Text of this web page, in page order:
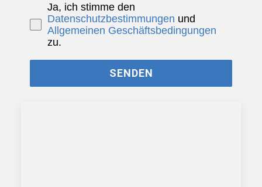
Ja, ich stimme den
Datenschutzbestimmungen und
Allgemeinen Geschäftsbedingungen
zu.
SENDEN